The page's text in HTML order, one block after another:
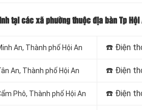
tại các xã phường thuộc địa bàn Tp Hội
An, Thành phố Hội An ☎️ Điện
An, Thành phố Hội An ☎️ Điện
Phô, Thành phố Hội An ☎️ Điện